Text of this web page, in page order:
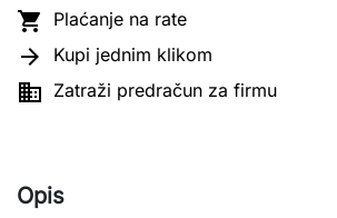
 Plaćanje na rate
 Kupi jednim klikom
 Zatraži predračun za firmu
Opis